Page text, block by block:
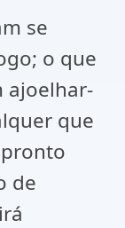
se
o que
ajoelhar-
que
de